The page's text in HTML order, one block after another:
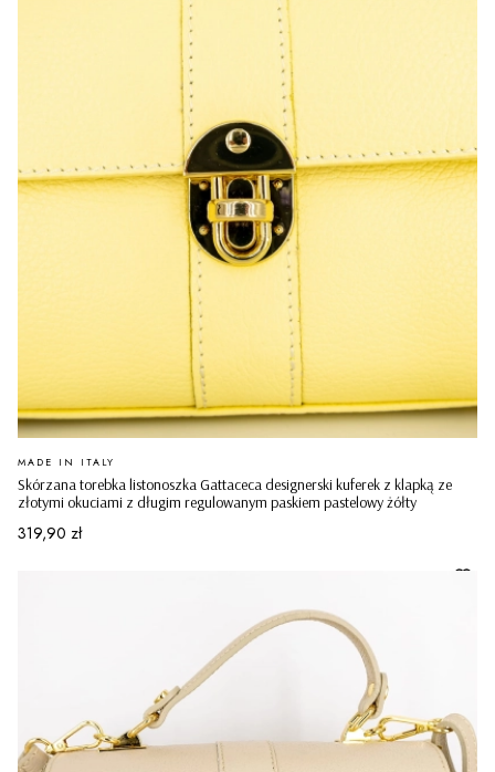
Skórzana torebka listonoszka Gattaceca designerski kuferek z klapką ze
złotymi okuciami z długim regulowanym paskiem pastelowy żółty
PRODUCENT
MADE IN ITALY
Cena
319,90 zł